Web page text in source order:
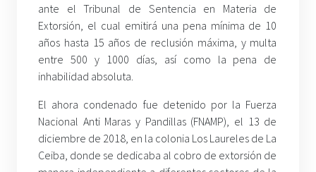
ante el Tribunal de Sentencia en Materia de
Extorsión, el cual emitirá una pena mínima de 10
años hasta 15 años de reclusión máxima, y multa
entre 500 y 1000 días, así como la pena de
inhabilidad absoluta.
El ahora condenado fue detenido por la Fuerza
Nacional Anti Maras y Pandillas (FNAMP), el 13 de
diciembre de 2018, en la colonia Los Laureles de La
Ceiba, donde se dedicaba al cobro de extorsión de